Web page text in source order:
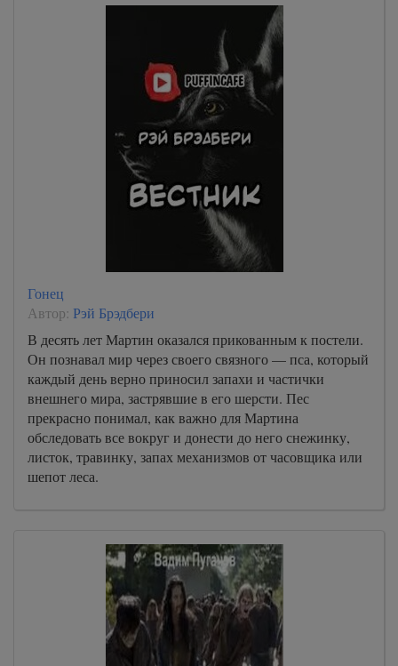
Гонец
Автор: Рэй Брэдбери
В десять лет Мартин оказался прикованным к постели.
Он познавал мир через своего связного — пса, который
каждый день верно приносил запахи и частички
внешнего мира, застрявшие в его шерсти. Пес
прекрасно понимал, как важно для Мартина
обследовать все вокруг и донести до него снежинку,
листок, травинку, запах механизмов от часовщика или
шепот леса.